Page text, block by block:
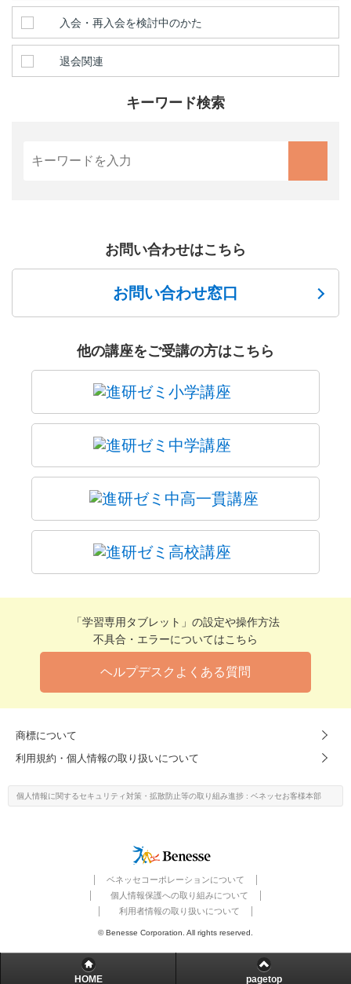
入会・再入会を検討中のかた
退会関連
キーワード検索
お問い合わせはこちら
お問い合わせ窓口
他の講座をご受講の方はこちら
「学習専用タブレット」の設定や操作方法
不具合・エラーについてはこちら
ヘルプデスクよくある質問
商標について
利用規約・個人情報の取り扱いについて
個人情報に関するセキュリティ対策・ 拡散防止等の取り組み進捗 : ベネッセお客様本部
ベネッセコーポレーションについて
個人情報保護への取り組みについて
利用者情報の取り扱いについて
© Benesse Corporation. All rights reserved.
HOME pagetop